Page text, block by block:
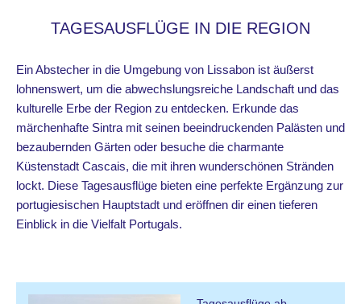
TAGESAUSFLÜGE IN DIE REGION
Ein Abstecher in die Umgebung von Lissabon ist äußerst
lohnenswert, um die abwechslungsreiche Landschaft und das
kulturelle Erbe der Region zu entdecken. Erkunde das
märchenhafte Sintra mit seinen beeindruckenden Palästen und
bezaubernden Gärten oder besuche die charmante
Küstenstadt Cascais, die mit ihren wunderschönen Stränden
lockt. Diese Tagesausflüge bieten eine perfekte Ergänzung zur
portugiesischen Hauptstadt und eröffnen dir einen tieferen
Einblick in die Vielfalt Portugals.